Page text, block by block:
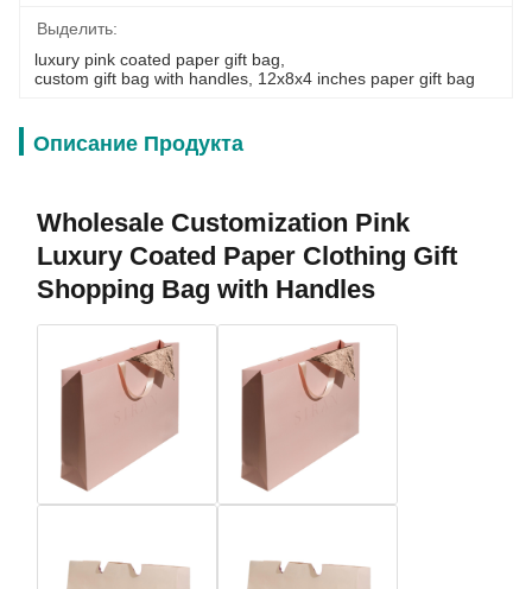
Выделить:
luxury pink coated paper gift bag
custom gift bag with handles 12x8x4 inches paper gift bag
Описание Продукта
Wholesale Customization Pink
Luxury Coated Paper Clothing Gift
Shopping Bag with Handles